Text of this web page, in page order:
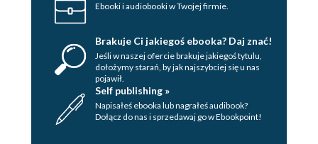
Ebooki i audiobooki w Twojej firmie.
Brakuje Ci jakiegoś ebooka? Daj znać!
Jeśli w naszej ofercie brakuje jakiegoś tytulu,
dołożymy starań, by jak najszybciej się u nas
pojawił.
Self publishing »
Napisałeś ebooka lub nagrałeś audibook?
Dołącz do nas i sprzedawaj go w Ebookpoint!